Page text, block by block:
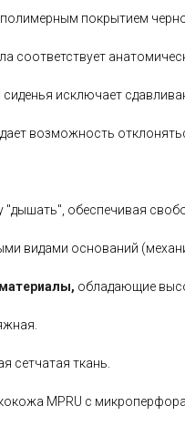
полимерным покрытием
соответствует
исключает
возможность
"дышать", обеспечивая
видами оснований
обладающие
сетчатая ткань.
MPRU с